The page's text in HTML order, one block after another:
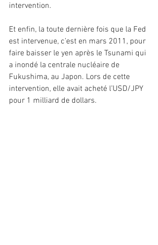
intervention.
Et enfin, la toute dernière fois que la Fed
est intervenue, c’est en mars 2011, pour
faire baisser le yen après le Tsunami qui
a inondé la centrale nucléaire de
Fukushima, au Japon. Lors de cette
intervention, elle avait acheté l’USD/JPY
pour 1 milliard de dollars.